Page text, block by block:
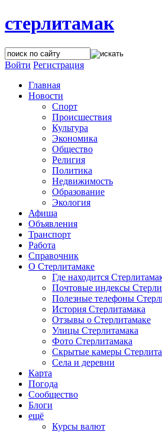
стерлитамак
Войти Регистрация
Главная
Новости
Спорт
Происшествия
Культура
Экономика
Общество
Религия
Политика
Недвижимость
Образование
Экология
Афиша
Объявления
Транспорт
Работа
Справочник
О Стерлитамаке
Где находится
Почтовые индексы
Полезные телефоны
История Стерлитамака
Отзывы о Стерлитамаке
Улицы Стерлитамака
Фото Стерлитамака
Скрытые камеры
Села и деревни
Карта
Погода
Сообщество
Блоги
ещё
Курсы валют